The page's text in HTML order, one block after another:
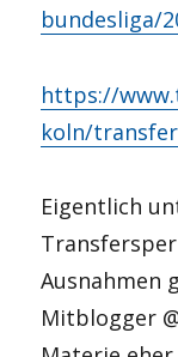
bundesliga/
https://
koln/
Eigentlich
Ausnahmen
Mitblogger